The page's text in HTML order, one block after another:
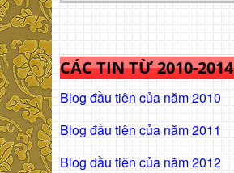
CÁC TIN TỪ 2010-2014
Blog đầu tiên của năm 2010
Blog đầu tiên của năm 2011
Blog dầu tiên của năm 2012